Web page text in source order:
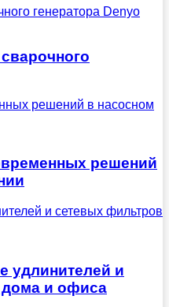
генератора Denyo
решений в насосном
решений
и сетевых фильтров
удлинителей и
и офиса